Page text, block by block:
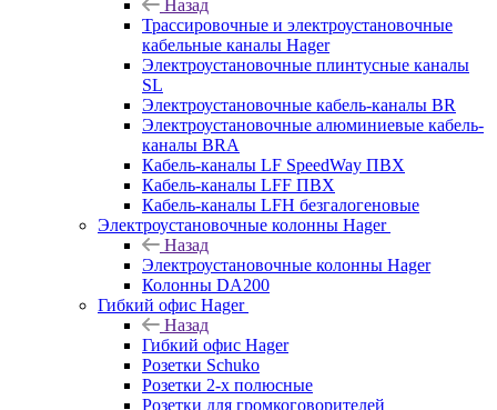
Назад
Трассировочные и электроустановочные
кабельные каналы Hager
Электроустановочные плинтусные каналы
SL
Электроустановочные кабель-каналы BR
Электроустановочные алюминиевые кабель-
каналы BRA
Кабель-каналы LF SpeedWay ПВХ
Кабель-каналы LFF ПВХ
Кабель-каналы LFH безгалогеновые
Электроустановочные колонны Hager
Назад
Электроустановочные колонны Hager
Колонны DA200
Гибкий офис Hager
Назад
Гибкий офис Hager
Розетки Schuko
Розетки 2-х полюсные
Розетки для громкоговорителей